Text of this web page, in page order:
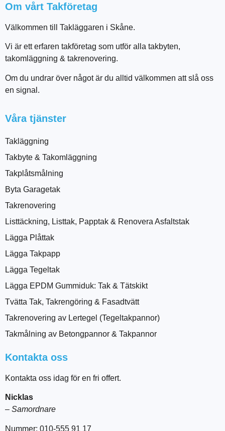
Om vårt Takföretag
Välkommen till Takläggaren i Skåne.
Vi är ett erfaren takföretag som utför alla takbyten,
takomläggning & takrenovering.
Om du undrar över något är du alltid välkommen att slå oss
en signal.
Våra tjänster
Takläggning
Takbyte & Takomläggning
Takplåtsmålning
Byta Garagetak
Takrenovering
Listtäckning, Listtak, Papptak & Renovera Asfaltstak
Lägga Plåttak
Lägga Takpapp
Lägga Tegeltak
Lägga EPDM Gummiduk: Tak & Tätskikt
Tvätta Tak, Takrengöring & Fasadtvätt
Takrenovering av Lertegel (Tegeltakpannor)
Takmålning av Betongpannor & Takpannor
Kontakta oss
Kontakta oss idag för en fri offert.
Nicklas
– Samordnare
Nummer: 010-555 91 17